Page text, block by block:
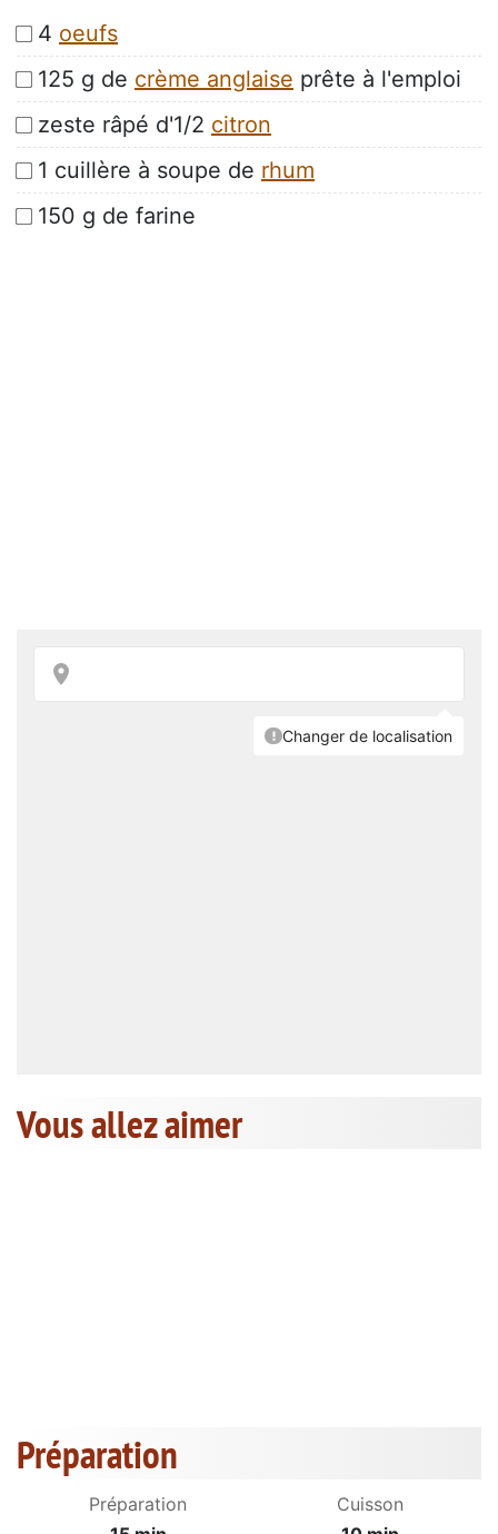
4 oeufs
125 g de crème anglaise prête à l'emploi
zeste râpé d'1/2 citron
1 cuillère à soupe de rhum
150 g de farine
Vous allez aimer
Préparation
Préparation
Cuisson